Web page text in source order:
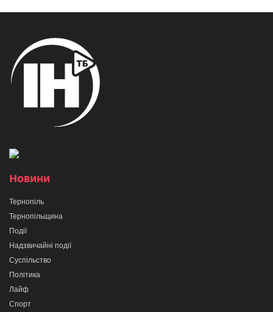
Новини
Тернопіль
Тернопільщина
Події
Надзвичайні події
Суспільство
Політика
Лайф
Спорт